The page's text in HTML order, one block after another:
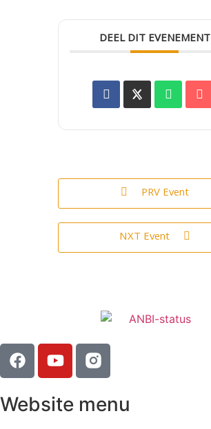
DEEL DIT EVENEMENT
PRV Event
NXT Event
Website menu